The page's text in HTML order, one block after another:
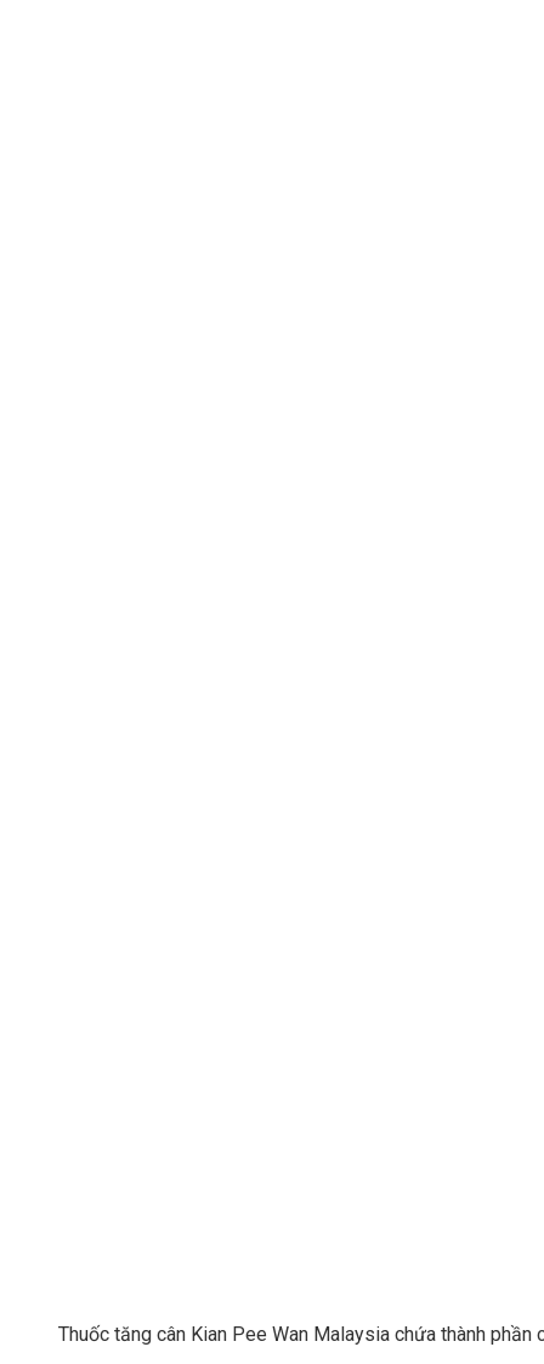
Thuốc tăng cân Kian Pee Wan Malaysia chứa thành phần